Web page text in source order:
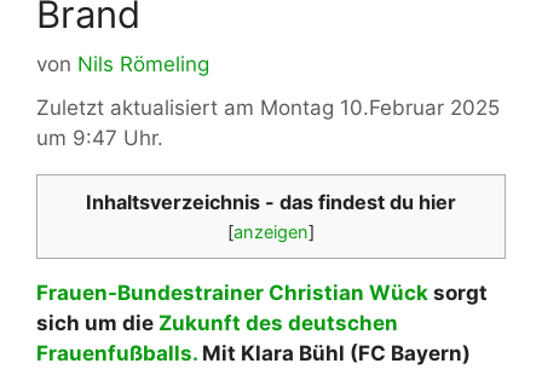
Brand
von Nils Römeling
Zuletzt aktualisiert am Montag 10.Februar 2025
um 9:47 Uhr.
Inhaltsverzeichnis - das findest du hier
[anzeigen]
Frauen-Bundestrainer Christian Wück sorgt
sich um die Zukunft des deutschen
Frauenfußballs. Mit Klara Bühl (FC Bayern)